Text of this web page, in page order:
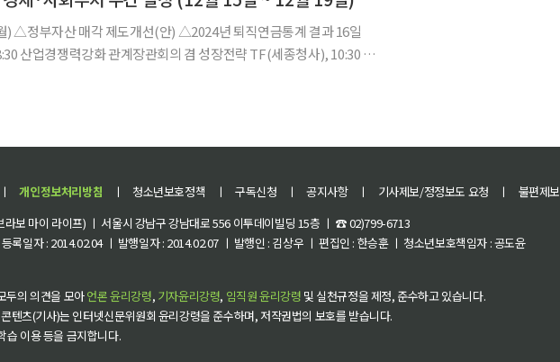
산업경쟁력강화 관계장관회의 겸 성장전략 TF(세종청사), 10:30 국
ㅣ 개인정보처리방침 ㅣ 청소년보호정책 ㅣ 구독신청 ㅣ 공지사항 ㅣ 기사제보/정정보도 요청 ㅣ 불편제보
라보 마이 라이프) ㅣ 서울시 강남구 강남대로 556 이투데이빌딩 15층 ㅣ ☎ 02)799-6713
록일자 : 2014.02.04 ㅣ 발행일자 : 2014.02.07 ㅣ 발행인 : 김상우 ㅣ 편집인 : 한승훈 ㅣ 청소년보호책임자 : 공도윤
두의 의견을 모아언론 윤리강령, 기자윤리강령, 임직원 윤리강령 및 실천규정을 제정, 준수하고 있습니다.
텐츠(기사)는 인터넷신문위원회 윤리강령을 준수하며, 저작권법의 보호를 받습니다.
습 이용 등을 금지합니다.